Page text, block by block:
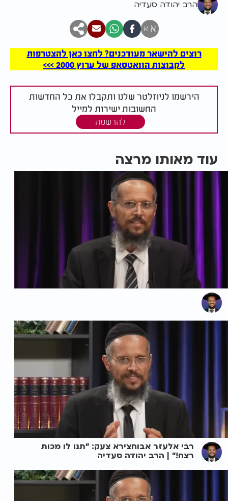
הרב יהודה סעדיה
א א
רוצים להישאר מעודכנים? לחצו כאן להצטרפות
לקבוצות הוואטסאפ של ערוץ 2000 >>>
הירשמו לניוזלטר שלנו ותקבלו את כל החדשות
החשובות ישירות למייל
להרשמה
עוד מאותו מרצה
רבי אלעזר אבוחצירא צעק: "תנו לו מכות
רצח!" | הרב יהודה סעדיה